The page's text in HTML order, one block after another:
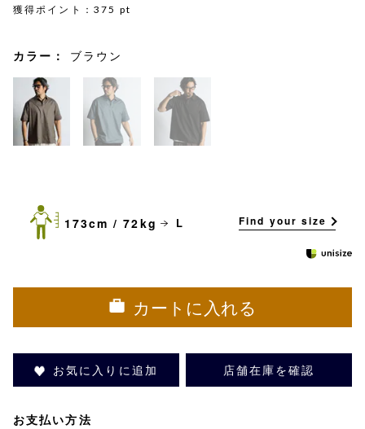
獲得ポイント： 375 pt
カラー： ブラウン
173cm / 72kg L Find your size
カートに入れる
お気に入りに追加 店舗在庫を確認
お支払い方法